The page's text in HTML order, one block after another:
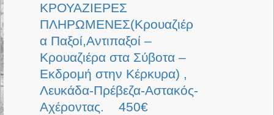
ΚΡΟΥΑΖΙΕΡΕΣ
ΠΛΗΡΩΜΕΝΕΣ(Κρουαζιέρ
α Παξοί,Αντιπαξοί –
Κρουαζιέρα στα Σύβοτα –
Εκδρομή στην Κέρκυρα) ,
Λευκάδα-Πρέβεζα-Αστακός-
Αχέροντας. 450€